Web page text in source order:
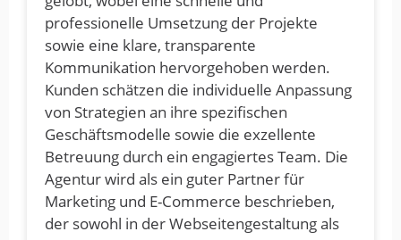
professionelle Umsetzung der Projekte
sowie eine klare, transparente
Kommunikation hervorgehoben werden.
Kunden schätzen die individuelle Anpassung
von Strategien an ihre spezifischen
Geschäftsmodelle sowie die exzellente
Betreuung durch ein engagiertes Team. Die
Agentur wird als ein guter Partner für
Marketing und E-Commerce beschrieben,
der sowohl in der Webseitengestaltung als